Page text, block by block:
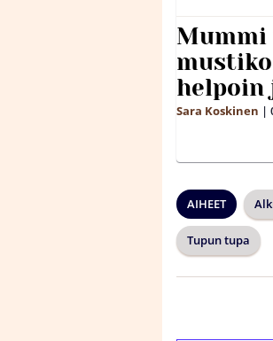
helpoin
Sara Koskinen |
AIHEET
Tupun tupa